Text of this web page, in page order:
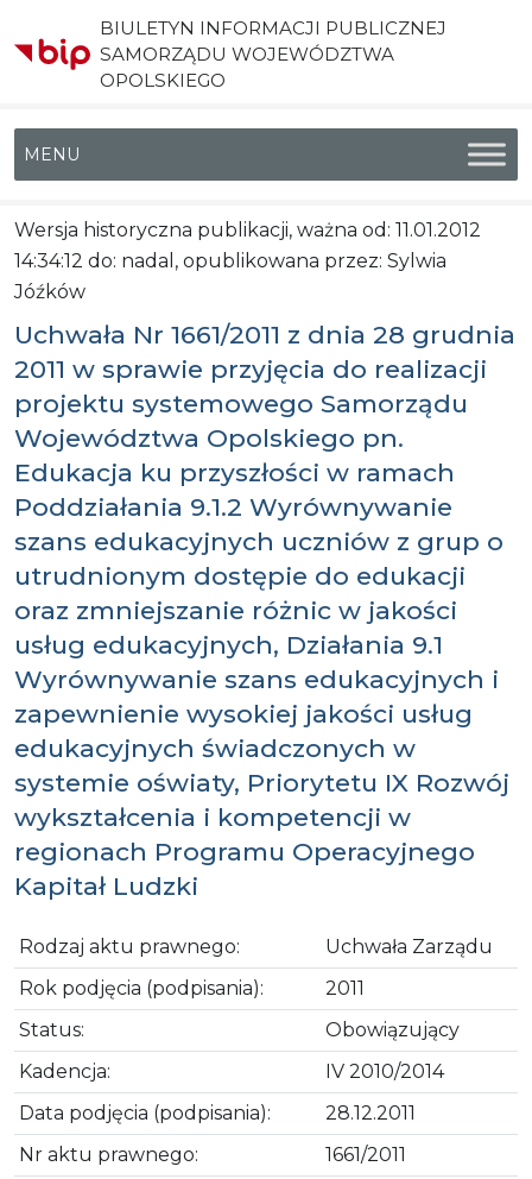
BIULETYN INFORMACJI PUBLICZNEJ
SAMORZĄDU WOJEWÓDZTWA
OPOLSKIEGO
Menu główne
Wersja historyczna publikacji, ważna od: 11.01.2012
14:34:12 do: nadal, opublikowana przez: Sylwia
Jóźków
Uchwała Nr 1661/2011 z dnia 28 grudnia
2011 w sprawie przyjęcia do realizacji
projektu systemowego Samorządu
Województwa Opolskiego pn.
Edukacja ku przyszłości w ramach
Poddziałania 9.1.2 Wyrównywanie
szans edukacyjnych uczniów z grup o
utrudnionym dostępie do edukacji
oraz zmniejszanie różnic w jakości
usług edukacyjnych, Działania 9.1
Wyrównywanie szans edukacyjnych i
zapewnienie wysokiej jakości usług
edukacyjnych świadczonych w
systemie oświaty, Priorytetu IX Rozwój
wykształcenia i kompetencji w
regionach Programu Operacyjnego
Kapitał Ludzki
Rodzaj aktu prawnego:
Uchwała Zarządu
Rok podjęcia (podpisania):
2011
Status:
Obowiązujący
Kadencja:
IV 2010/2014
Data podjęcia (podpisania):
28.12.2011
Nr aktu prawnego:
1661/2011